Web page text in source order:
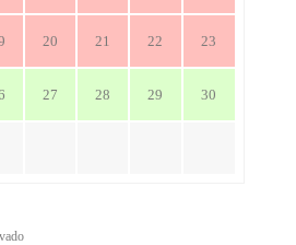
20 21 22 23
27 28 29 30